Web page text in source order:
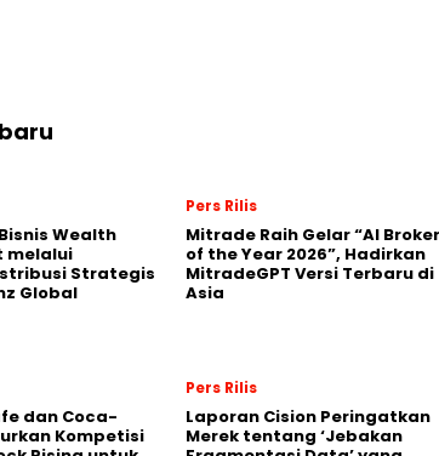
Wealth
melalui
Strategis
Global
Pers Rilis
Mitrade Raih Gelar “AI Broker
of the Year 2026”, Hadirkan
MitradeGPT Versi Terbaru di
Asia
dan Coca-
Kompetisi
Pers Rilis
Laporan Cision Peringatkan
Merek tentang ‘Jebakan